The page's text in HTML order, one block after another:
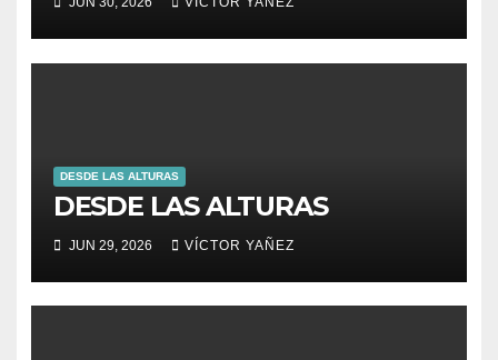
DESDE LAS ALTURAS
DESDE LAS ALTURAS
JUN 29, 2026 VÍCTOR YAÑEZ